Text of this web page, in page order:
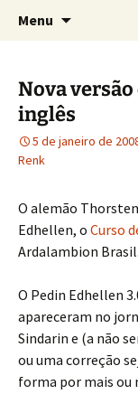
Tolkien e
Sobre as
Menu
conteúdo
Nova
inglês
5 de janeiro de
Renk
O alemão
Edhellen, o Curso
Ardalambion Brasil.
O Pedin Edhellen
apareceram no
Sindarin e (a não
ou uma correção
forma por mais ou